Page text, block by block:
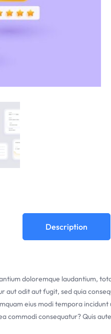
Description
doloremque laudantium,
odit aut fugit, sed quia
eius modi tempora
commodi consequatur? Quis